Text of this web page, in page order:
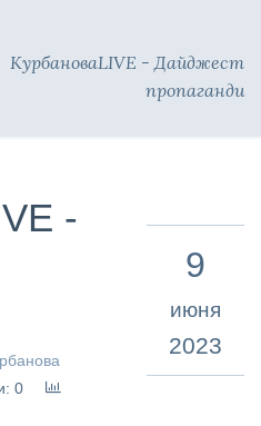
КурбановаLIVE - Дайджест
пропаганди
-
0
9
июня
2023